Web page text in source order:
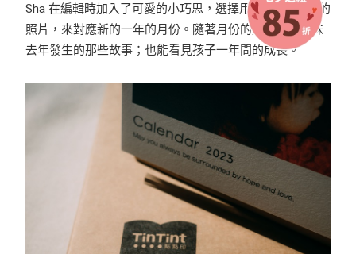
Sha 在編輯時加入了可愛的小巧思，選擇用 2022 年當月的
照片，來對應新的一年的月份。隨著月份的遞進，能回味
去年發生的那些故事；也能看見孩子一年間的成長。